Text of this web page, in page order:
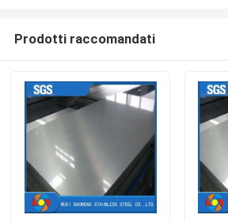
Casa
Prodotti raccomandati